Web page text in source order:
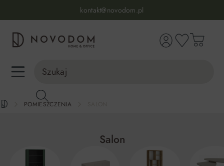
Dostawa z wniesieniem
98% zadowolonych klientów
515 639 067 (pon-pt: 7-17, sb-nd: 9-17)
POMIESZCZENIA
Salon